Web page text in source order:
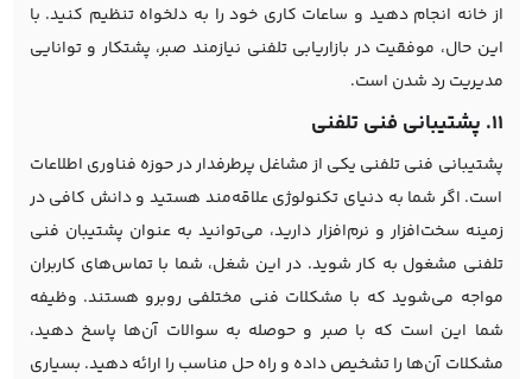
از خانه انجام دهید و ساعات کاری خود را به دلخواه تنظیم کنید. با
این حال، موفقیت در بازاریابی تلفنی نیازمند صبر، پشتکار و توانایی
مدیریت رد شدن است.
11. پشتیبانی فنی تلفنی
پشتیبانی فنی تلفنی یکی از مشاغل پرطرفدار در حوزه فناوری اطلاعات
است. اگر شما به دنیای تکنولوژی علاقه‌مند هستید و دانش کافی در
زمینه سخت‌افزار و نرم‌افزار دارید، می‌توانید به عنوان پشتیبان فنی
تلفنی مشغول به کار شوید. در این شغل، شما با تماس‌های کاربران
مواجه می‌شوید که با مشکلات فنی مختلفی روبرو هستند. وظیفه
شما این است که با صبر و حوصله به سوالات آن‌ها پاسخ دهید،
مشکلات آن‌ها را تشخیص داده و راه حل مناسب را ارائه دهید. بسیاری